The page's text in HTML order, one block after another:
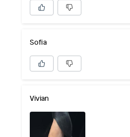
Sofia
Vivian